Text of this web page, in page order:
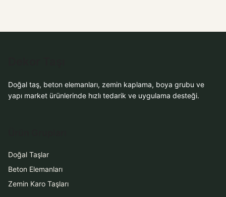
Doğal taş, beton elemanları, zemin kaplama, boya grubu ve
yapı market ürünlerinde hızlı tedarik ve uygulama desteği.
Doğal Taşlar
Beton Elemanları
Zemin Karo Taşları